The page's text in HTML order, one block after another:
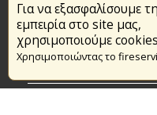
Για να εξασφαλίσουμε
εμπειρία στο site μας,
χρησιμοποιούμε
Χρησιμοποιώντας το
Επικαιρότητα
Το Πυροσβεστικό Σώμα